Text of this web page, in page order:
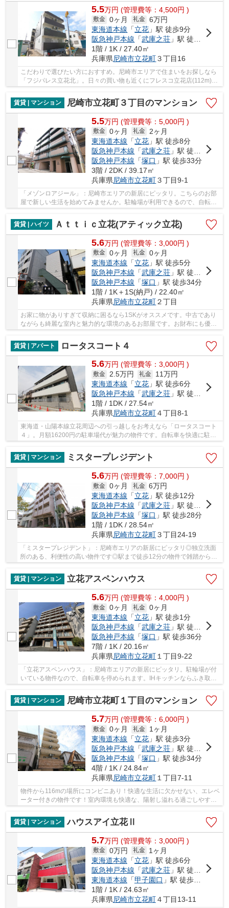
5.5万円 (管理費等：4,500円 )
敷金 0ヶ月 礼金 6万円
東海道本線 「立花 」駅 徒歩9分
阪急神戸本線 「武庫之荘 」駅 徒歩19分
1階 / 1K / 27.40㎡
兵庫県尼崎市立花町３丁目16
こだわりで選びたい方におすすめ。尼崎市エリアで住まいをお探しなら
「フジパレス立花北」。日々の買い物も近くにフレスコ立花店(112m)が
賃貸 | マンション
尼崎市立花町３丁目のマンション
5.5万円 (管理費等：5,000円 )
敷金 0ヶ月 礼金
2ヶ月
東海道本線 「立花 」駅 徒歩8分
阪急神戸本線 「武庫之荘 」駅 徒歩20分
阪急神戸本線 「塚口 」駅 徒歩33分
3階 / 2DK / 39.17㎡
兵庫県尼崎市立花町３丁目9-1
「メゾンロアジール」：尼崎市エリアの新居にピッタリ。こちらのお部
屋で新しい生活を始めてみませんか。駐輪場が利用できるので、自転車
の置き場所に困りません。女性の2人暮らしにも...
賃貸 | ハイツ
Ａｔｔｉｃ立花(アティック立花)
5.6万円 (管理費等：3,000円 )
敷金 0ヶ月 礼金 0ヶ月
東海道本線 「立花 」駅 徒歩5分
阪急神戸本線 「武庫之荘 」駅 徒歩20分
阪急神戸本線 「塚口 」駅 徒歩34分
1階 / 1K＋1S(納戸) / 22.40㎡
兵庫県尼崎市立花町２丁目
お家に物がありすぎて収納に困るなら1SKがオススメです。中古であり
ながらも綺麗な室内と魅力的な環境のあるお部屋です。お財布にも優し
い、照明要らずの明るい物件となっています。快...
賃貸 | アパート
ロータスコート４
5.6万円 (管理費等：3,000円 )
敷金 2.5万円 礼金
11万円
東海道本線 「立花 」駅 徒歩6分
阪急神戸本線 「武庫之荘 」駅 徒歩19分
1階 / 1DK / 27.54㎡
兵庫県尼崎市立花町４丁目8-1
東海道・山陽本線立花周辺への引っ越しをお考えなら「ロータスコート
４」。月額16200円の駐車場代が魅力の物件です。自転車を快適に駐輪
賃貸 | マンション
ミスタープレジデント
5.6万円 (管理費等：7,000円 )
敷金 0ヶ月 礼金 6万円
東海道本線 「立花」駅 徒歩12分
阪急神戸本線 「武庫之荘」駅 徒歩22分
阪急神戸本線 「塚口 」駅 徒歩28分
1階 / 1DK / 28.54㎡
兵庫県尼崎市立花町３丁目24-19
「ミスタープレジデント」：尼崎市エリアの新居にピッタリ◎独立洗面
所のある、利便性の高い物件です◎駅まで徒歩12分の物件で雑踏から少
賃貸 | マンション
立花アスペンハウス
5.6万円 (管理費等：4,000円 )
敷金 0ヶ月 礼金 0ヶ月
東海道本線 「立花 」駅 徒歩1分
阪急神戸本線 「武庫之荘 」駅 徒歩26分
阪急神戸本線 「塚口 」駅 徒歩36分
7階 / 1K / 20.16㎡
兵庫県尼崎市立花町 １丁目9-22
「立花アスペンハウス」：尼崎市エリアの新居にピッタリ。駐輪場が付
いている物件なので、自転車を停められます。IHキッチンならふき取り
賃貸 | マンション
尼崎市立花町１丁目のマンション
5.7万円 (管理費等：6,000円 )
敷金 0ヶ月 礼金
1ヶ月
東海道本線 「立花 」駅 徒歩3分
阪急神戸本線 「武庫之荘 」駅 徒歩24分
阪急神戸本線 「塚口 」駅 徒歩34分
4階 / 1K / 24.84㎡
兵庫県尼崎市立花町 １丁目7-11
物件から116mの場所にコンビニあり！快適な生活に欠かせない、エレベ
ーター付きの物件です！室内環境も快適な、陽射し溢れる過ごしやすい
賃貸 | マンション
ハウスアイ立花Ⅱ
5.7万円 (管理費等：3,000円 )
敷金 0万円 礼金
1ヶ月
東海道本線 「立花」駅 徒歩6分
阪急神戸本線 「武庫之荘」駅 徒歩21分
東海道本線 「甲子園口 」駅 徒歩35分
1階 / 1K / 24.63㎡
兵庫県尼崎市立花町４丁目13-11